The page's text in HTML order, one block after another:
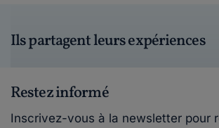
Ils partagent leurs expériences
Restez informé
Inscrivez-vous à la newsletter pour